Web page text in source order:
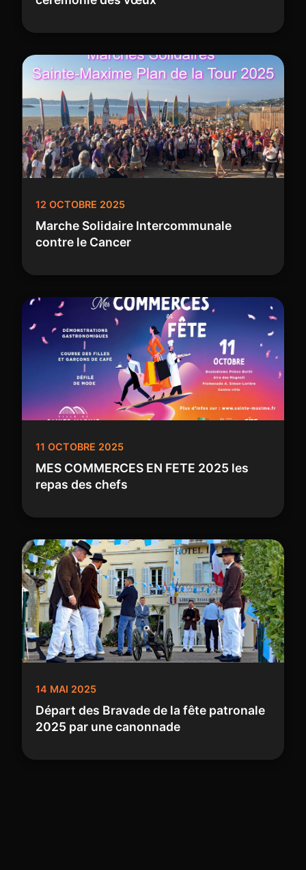
12 OCTOBRE 2025
Marche Solidaire Intercommunale
contre le Cancer
11 OCTOBRE 2025
MES COMMERCES EN FETE 2025 les
repas des chefs
14 MAI 2025
Départ des Bravade de la fête patronale
2025 par une canonnade